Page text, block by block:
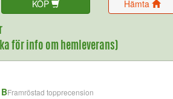
KÖP Hämta
för info om hemleverans)
Framröstad topprecension